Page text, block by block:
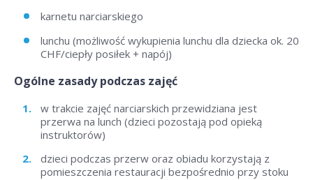
karnetu narciarskiego
lunchu (możliwość wykupienia lunchu dla dziecka ok. 20
CHF/ciepły posiłek + napój)
Ogólne zasady podczas zajęć
w trakcie zajęć narciarskich przewidziana jest
przerwa na lunch (dzieci pozostają pod opieką
instruktorów)
dzieci podczas przerw oraz obiadu korzystają z
pomieszczenia restauracji bezpośrednio przy stoku